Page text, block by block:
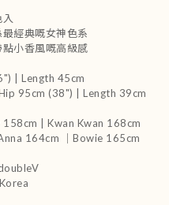
經典嘅女神色系
小香風嘅高級感
| Length 45cm
95cm (38") | Length 39cm
158cm |Kwan Kwan 168cm
164cm ｜Bowie 165cm